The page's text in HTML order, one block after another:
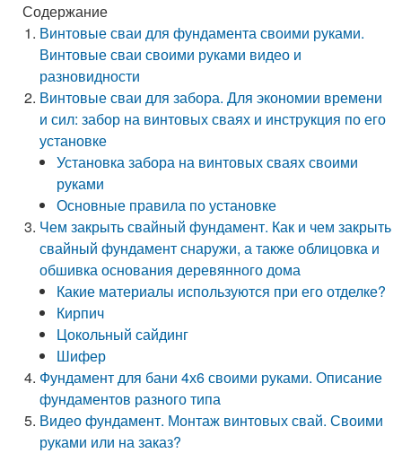
Содержание
Винтовые сваи для фундамента своими руками.
Винтовые сваи своими руками видео и
разновидности
Винтовые сваи для забора. Для экономии времени
и сил: забор на винтовых сваях и инструкция по его
установке
Установка забора на винтовых сваях своими
руками
Основные правила по установке
Чем закрыть свайный фундамент. Как и чем закрыть
свайный фундамент снаружи, а также облицовка и
обшивка основания деревянного дома
Какие материалы используются при его отделке?
Кирпич
Цокольный сайдинг
Шифер
Фундамент для бани 4х6 своими руками. Описание
фундаментов разного типа
Видео фундамент. Монтаж винтовых свай. Своими
руками или на заказ?